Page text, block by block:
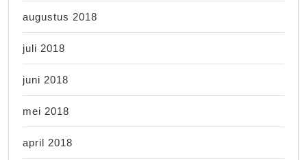
augustus 2018
juli 2018
juni 2018
mei 2018
april 2018